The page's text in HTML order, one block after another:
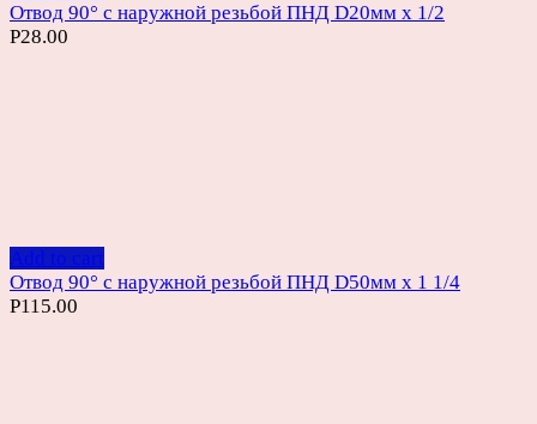
Отвод 90° с наружной резьбой ПНД D20мм х 1/2
Р28.00
Add to cart
Отвод 90° с наружной резьбой ПНД D50мм х 1 1/4
Р115.00